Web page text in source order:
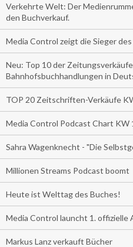
Verkehrte Welt: Der
den Buchverkauf.
Media Control zeigt die Sieger
Neu: Top 10 der
Bahnhofsbuchhandlungen in
TOP 20 Zeitschriften-Verkäufe
Media Control Podcast Chart KW
Sahra Wagenknecht - "Die
Millionen Streams Podcast boomt
Heute ist Welttag des Buches!
Media Control launcht 1. offizielle
Markus Lanz verkauft Bücher